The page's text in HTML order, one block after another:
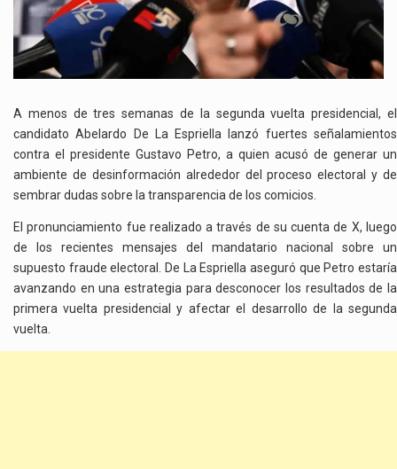
DE
PONER
EN
DUDA
ELECTORAL
A menos de tres semanas de la segunda vuelta presidencial, el
candidato Abelardo De La Espriella lanzó fuertes señalamientos
contra el presidente Gustavo Petro, a quien acusó de generar un
ambiente de desinformación alrededor del proceso electoral y de
sembrar dudas sobre la transparencia de los comicios.
El pronunciamiento fue realizado a través de su cuenta de X, luego
de los recientes mensajes del mandatario nacional sobre un
supuesto fraude electoral. De La Espriella aseguró que Petro estaría
avanzando en una estrategia para desconocer los resultados de la
primera vuelta presidencial y afectar el desarrollo de la segunda
vuelta.